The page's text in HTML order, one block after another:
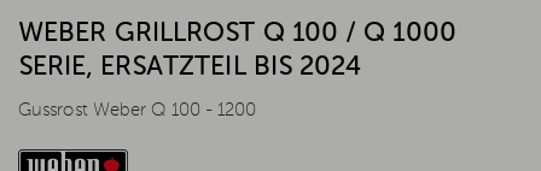
WEBER GRILLROST Q 100 / Q 1000
SERIE, ERSATZTEIL BIS 2024
Gussrost Weber Q 100 - 1200